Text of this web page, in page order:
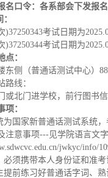
名口令： 各系部会下发报
)37250343考试日期为
)37250344考试日期为
点：
东侧（普通话测试中心）
路线：
或北门进学校，前行图书
项：
为国家新普通话测试系统
注意事项---见学院语言文
jwkyc/info/
必须携带本人身份证和准考
提前练习好普通话字词、